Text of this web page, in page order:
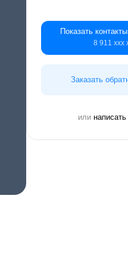
Показать
8 911 ххх
Заказать
или